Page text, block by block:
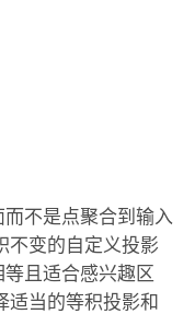
不是点聚合到输入
不变的自定义投影
且适合感兴趣区
适当的等积投影和